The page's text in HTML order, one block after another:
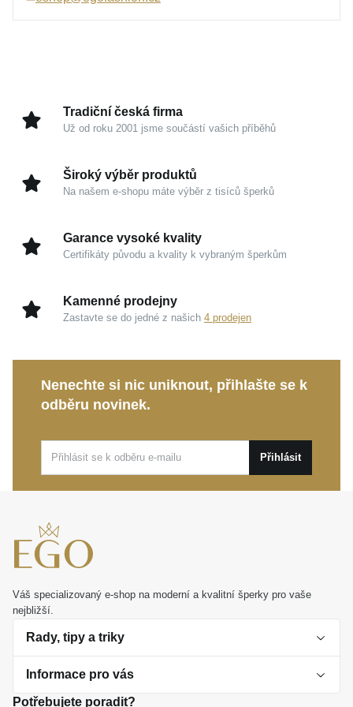
doplnit oblíbeným přívěskem, se kterým bude sdílet
váš osobní životní příběh.
Kouzlo v detailech
skutečně luxusní charakter.
profilem.
Tento vytříbený kousek značky
Tradiční česká firma
Už od roku 2001 jsme součástí vašich příběhů
Široký výběr produktů
Na našem e-shopu máte výběr z tisíců šperků
Garance vysoké kvality
Certifikáty původu a kvality k vybraným šperkům
Kamenné prodejny
Zastavte se do jedné z našich 4 prodejen
Nenechte si nic uniknout, přihlašte se k
odběru novinek.
Přihlásit
Váš specializovaný e-shop na moderní a kvalitní šperky pro vaše
nejbližší.
Rady, tipy a triky
O perlách
Informace pro vás
Potřebujete poradit?